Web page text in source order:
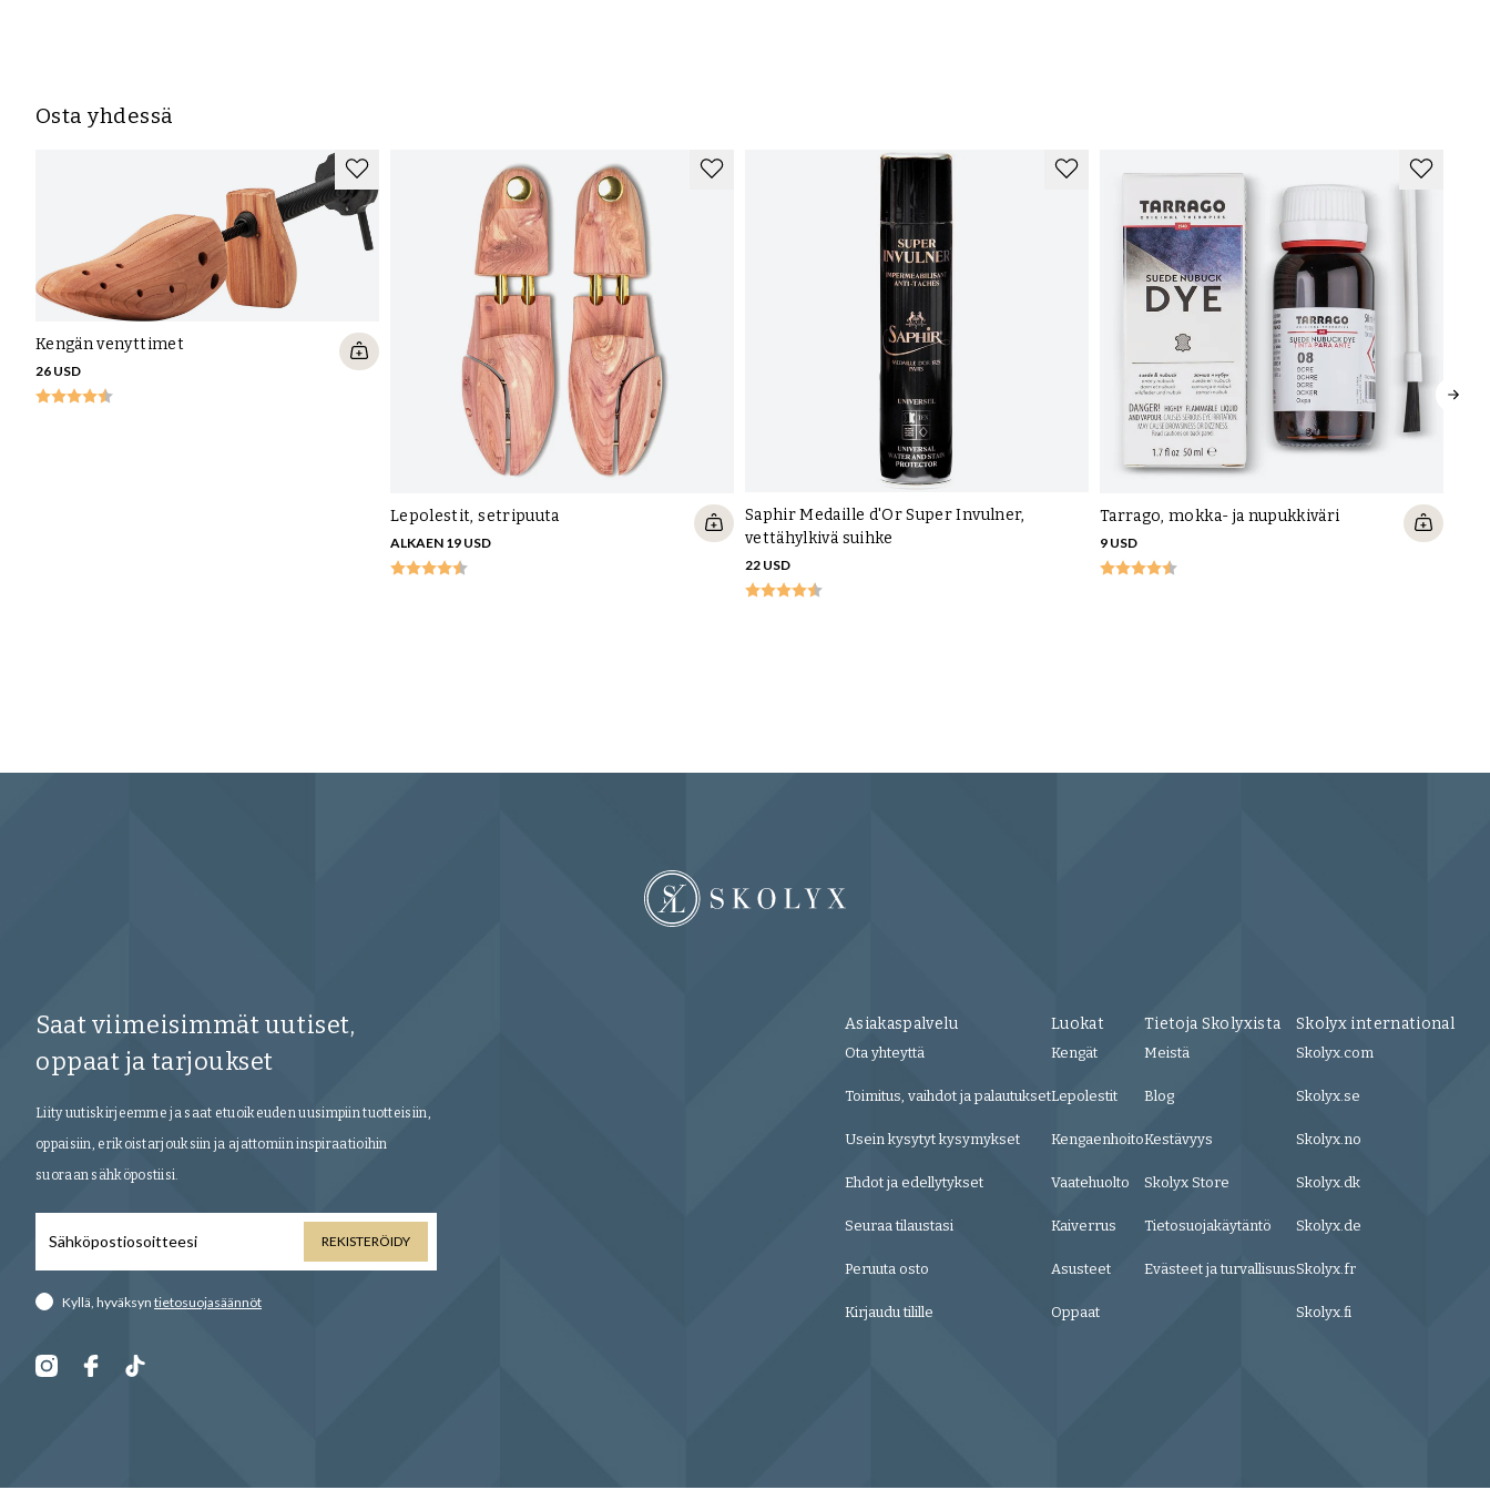
Ohut kumipohja - Nahkapohjan kaltainen ns city-kumipohja, jonka
kumikoostumus tarjoaa hyvän pidon ja erinomaisen kestävyyden.
Kumipohja - Useimmissa tapauksissa nämä ovat kumitettuja.
kumiseos, joka kestää myös miinusasteita, ovat mukavia mutta
Osta yhdessä
Kengän venyttimet
26 USD
Lepolestit, setripuuta
ALKAEN 19 USD
Saphir Medaille d'Or Super Invulner,
vettähylkivä suihke
22 USD
Tarrago, mokka- ja nupukkiväri
9 USD
Saat viimeisimmät uutiset,
oppaat ja tarjoukset
Liity uutiskirjeemme ja saat etuoikeuden uusimpiin tuotteisiin,
oppaisiin, erikoistarjouksiin ja ajattomiin inspiraatioihin
suoraan sähköpostiisi.
REKISTERÖIDY
Kyllä, hyväksyn tietosuojasäännöt
Asiakaspalvelu
Ota yhteyttä
Toimitus, vaihdot ja palautukset
Usein kysytyt kysymykset
Ehdot ja edellytykset
Seuraa tilaustasi
Peruuta osto
Kirjaudu tilille
Luokat
Kengät
Lepolestit
Kengaenhoito
Vaatehuolto
Kaiverrus
Asusteet
Oppaat
Tietoja Skolyxista
Meistä
Blog
Kestävyys
Skolyx Store
Tietosuojakäytäntö
Evästeet ja turvallisuus
Skolyx international
Skolyx.com
Skolyx.se
Skolyx.no
Skolyx.dk
Skolyx.de
Skolyx.fr
Skolyx.fi